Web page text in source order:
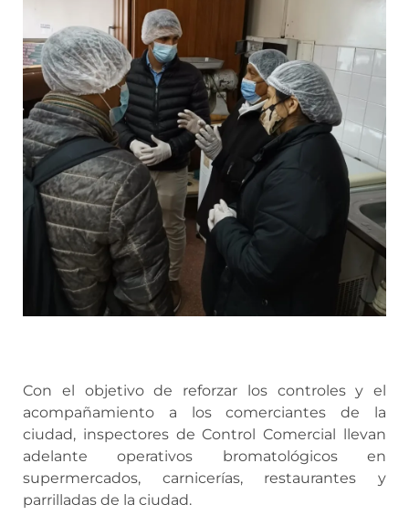
Con el objetivo de reforzar los controles y el
acompañamiento a los comerciantes de la
ciudad, inspectores de Control Comercial llevan
adelante operativos bromatológicos en
supermercados, carnicerías, restaurantes y
parrilladas de la ciudad.